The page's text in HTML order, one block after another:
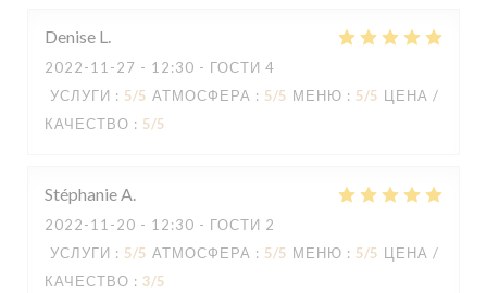
Denise L
2022-11-27 - 12:30 - ГОСТИ 4
УСЛУГИ : 5/5 АТМОСФЕРА : 5/5 МЕНЮ : 5/5 ЦЕНА /
КАЧЕСТВО : 5/5
StéphanieA
2022-11-20 - 12:30 - ГОСТИ 2
УСЛУГИ : 5/5 АТМОСФЕРА : 5/5 МЕНЮ : 5/5 ЦЕНА /
КАЧЕСТВО : 3/5